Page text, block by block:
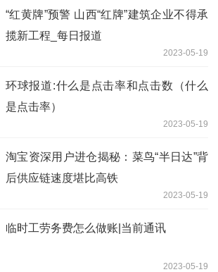
“红黄牌”预警 山西“红牌”建筑企业不得承
揽新工程_每日报道
2023-05-19
环球报道:什么是点击率和点击数（什么
是点击率）
2023-05-19
淘宝资深用户进仓揭秘：菜鸟“半日达”背
后供应链速度堪比高铁
2023-05-19
临时工劳务费怎么做账|当前通讯
2023-05-19